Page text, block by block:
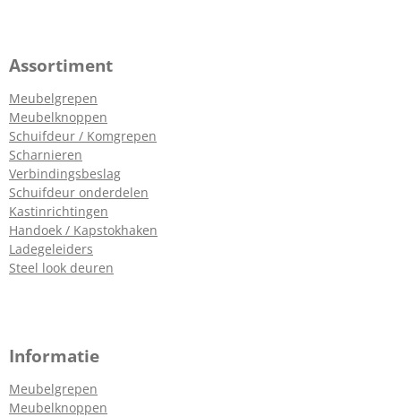
Assortiment
Meubelgrepen
Meubelknoppen
Schuifdeur / Komgrepen
Scharnieren
Verbindingsbeslag
Schuifdeur onderdelen
Kastinrichtingen
Handoek / Kapstokhaken
Ladegeleiders
Steel look deuren
Informatie
Meubelgrepen
Meubelknoppen